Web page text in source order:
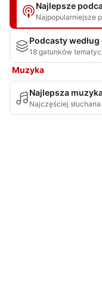
Najlepsze
Najpopularniejsze
Podcasty
18 gatunków
Muzyka
Najlepsza
Najczęściej